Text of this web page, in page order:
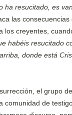
ha resucitado, es
las consecuencias
los creyentes,
habéis resucitado
donde está
el grupo
comunidad de